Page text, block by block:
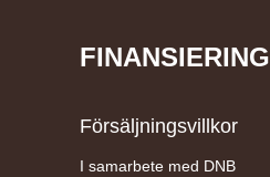
FINANSIERING
Försäljningsvillkor
I samarbete med DNB